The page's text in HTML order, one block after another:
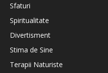
Sfaturi
Spiritualitate
Divertisment
Stima de Sine
Terapii Naturiste